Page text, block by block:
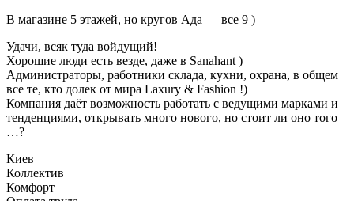
В магазине 5 этажей, но кругов Ада — все 9 )
Удачи, всяк туда войдущий!
Хорошие люди есть везде, даже в Sanahant )
Администраторы, работники склада, кухни, охрана, в общем
все те, кто долек от мира Laxury & Fashion !)
Компания даёт возможность работать с ведущими марками и
тенденциями, открывать много нового, но стоит ли оно того
…?
Киев
Коллектив
Комфорт